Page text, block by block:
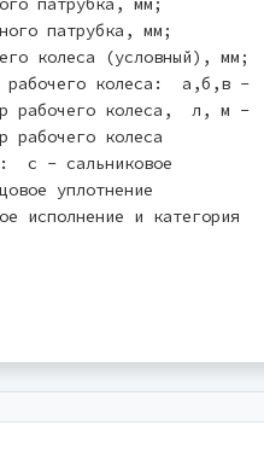
патрубка, мм;
колеса (условный), мм;
рабочего колеса: а,б,в -
рабочего колеса, л, м -
рабочего колеса
с - сальниковое
уплотнение
исполнение и категория